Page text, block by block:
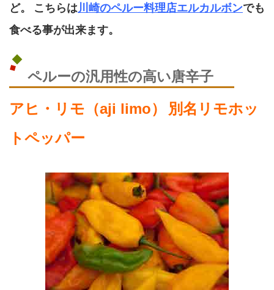
ど。
こちらは川崎のペルー料理店エルカルボンでも
食べる事が出来ます。
ペルーの汎用性の高い唐辛子
アヒ・リモ（aji limo）
別名リモホッ
トペッパー